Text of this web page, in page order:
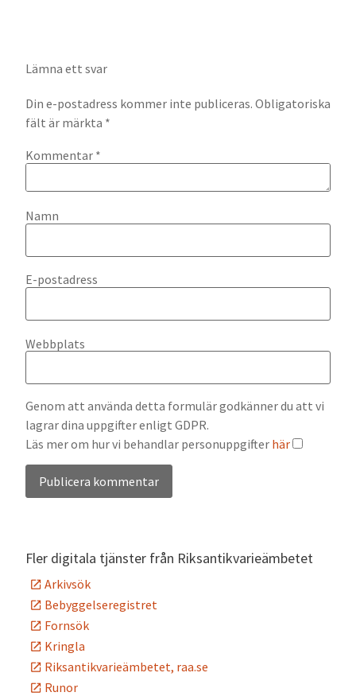
Lämna ett svar
Din e-postadress kommer inte publiceras. Obligatoriska
fält är märkta *
Kommentar *
Namn
E-postadress
Webbplats
Genom att använda detta formulär godkänner du att vi
lagrar dina uppgifter enligt GDPR.
Läs mer om hur vi behandlar personuppgifter här
Fler digitala tjänster från Riksantikvarieämbetet
Arkivsök
Bebyggelseregistret
Fornsök
Kringla
Riksantikvarieämbetet, raa.se
Runor